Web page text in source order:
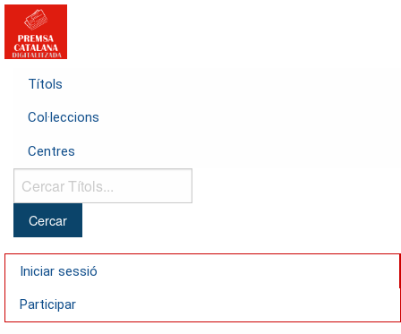
Títols
Col·leccions
Centres
Cercar
Títols...
Iniciar sessió
Participar